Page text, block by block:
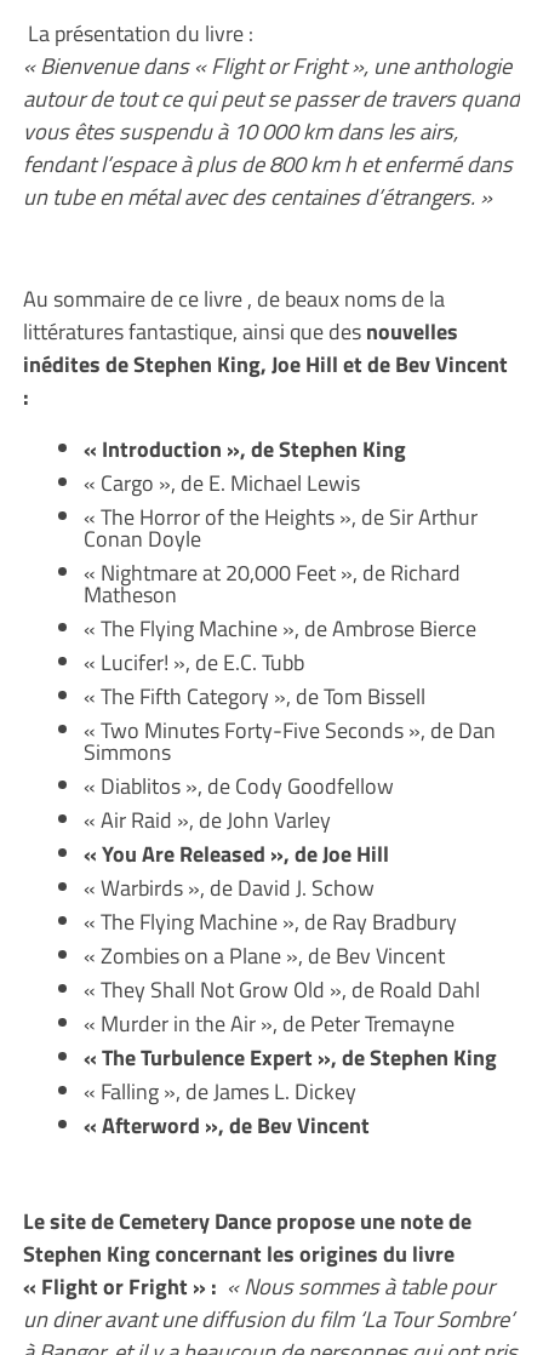
La présentation du livre :
« Bienvenue dans « Flight or Fright », une anthologie
autour de tout ce qui peut se passer de travers quand
vous êtes suspendu à 10 000 km dans les airs,
fendant l’espace à plus de 800 km h et enfermé dans
un tube en métal avec des centaines d’étrangers. »
Au sommaire de ce livre , de beaux noms de la
littératures fantastique, ainsi que desnouvelles
inédites de Stephen King, Joe Hill et de Bev Vincent
:
« Introduction », de Stephen King
« Cargo », de E. Michael Lewis
« The Horror of the Heights », de Sir Arthur
Conan Doyle
« Nightmare at 20,000 Feet », de Richard
Matheson
« The Flying Machine », de Ambrose Bierce
« Lucifer! », de E.C. Tubb
« The Fifth Category », de Tom Bissell
« Two Minutes Forty-Five Seconds », de Dan
Simmons
« Diablitos », de Cody Goodfellow
« Air Raid », de John Varley
« You Are Released », de Joe Hill
« Warbirds », de David J. Schow
« The Flying Machine », de Ray Bradbury
« Zombies on a Plane », de Bev Vincent
« They Shall Not Grow Old », de Roald Dahl
« Murder in the Air », de Peter Tremayne
« The Turbulence Expert », de Stephen King
« Falling », de James L. Dickey
« Afterword », de Bev Vincent
Le site de Cemetery Dance propose une note de
Stephen King concernant les origines du livre
« Flight or Fright » : « Nous sommes à table pour
un diner avant une diffusion du film ‘La Tour Sombre’